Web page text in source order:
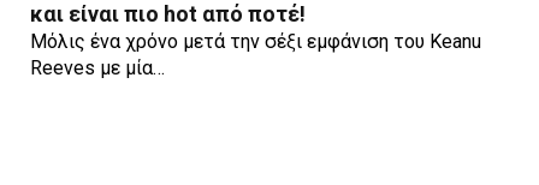
και είναι πιο hot από ποτέ!
Μόλις ένα χρόνο μετά την σέξι εμφάνιση του Keanu
Reeves με μία…